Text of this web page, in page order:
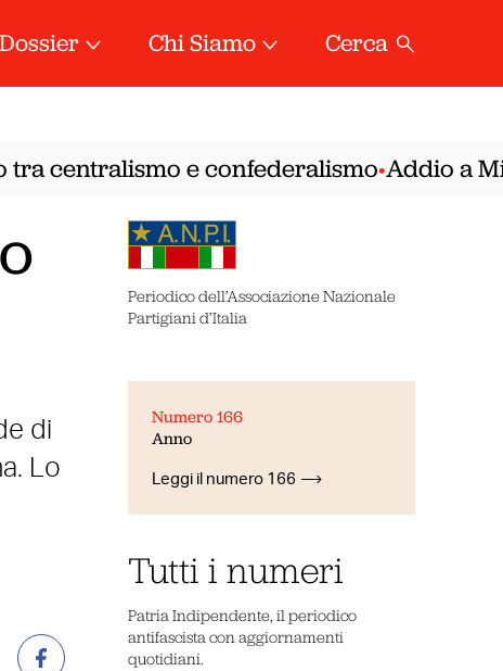
Chi Siamo Cerca
centralismo e confederalismo•Addio a
di
Lo
Periodico dell’Associazione Nazionale
Partigiani d’Italia
Numero 166
Anno
Leggi il numero 166
Tutti i numeri
Patria Indipendente, il periodico
antifascista con aggiornamenti
quotidiani.